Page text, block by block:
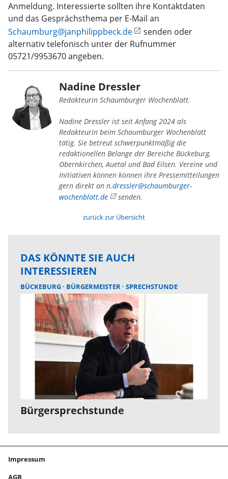
Anmeldung. Interessierte sollten ihre Kontaktdaten
und das Gesprächsthema per E-Mail an
Schaumburg@janphilippbeck.de
senden oder
alternativ telefonisch unter der Rufnummer
05721/9953670 angeben.
Nadine Dressler
Redakteurin Schaumburger Wochenblatt.
Nadine Dressler ist seit Anfang 2024 als
Redakteurin beim Schaumburger Wochenblatt
tätig. Sie betreut schwerpunktmäßig die
redaktionellen Belange der Bereiche Bückeburg,
Obernkirchen, Auetal und Bad Eilsen. Vereine und
Initiativen können können ihre Pressemitteilungen
gern direkt an n.dressler@schaumburger-
wochenblatt.de
senden.
zurück zur Übersicht
DAS KÖNNTE SIE AUCH
INTERESSIEREN
BÜCKEBURG BÜRGERMEISTER SPRECHSTUNDE
Bürgersprechstunde
Impressum
AGB